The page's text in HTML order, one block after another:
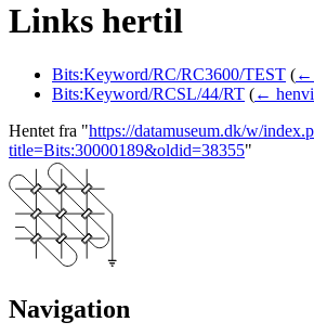
Links hertil
Bits:Keyword/RC/RC3600/TEST (←
Bits:Keyword/RCSL/44/RT (←
Hentet fra "https://datamuseum.dk/w/
title=Bits:30000189&oldid=38355"
Navigation